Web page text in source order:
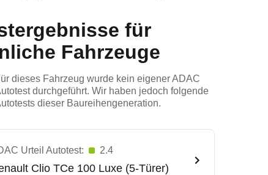
für
Fahrzeuge
dieses Fahrzeug wurde kein eigener ADAC
durchgeführt. Wir haben jedoch folgende
dieser Baureihengeneration.
Urteil Autotest: 2.4
Clio TCe 100 Luxe (5-Türer)